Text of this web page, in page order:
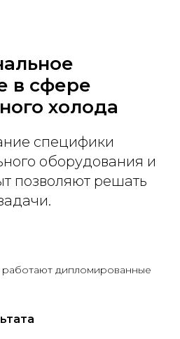
в сфере
холода
специфики
оборудования и
позволяют решать
дипломированные